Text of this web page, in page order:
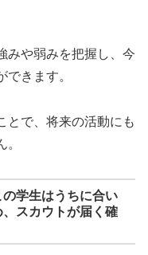
みや弱みを把握し、今
きます。
とで、将来の活動にも
学生はうちに合い
スカウトが届く確